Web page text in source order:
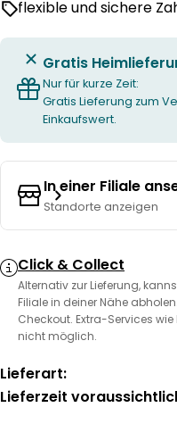
flexible und sichere
Gratis
Nur für kurze Zeit:
Gratis Lieferung zum
Einkaufswert.
In einer Filiale
Standorte anzeigen
Click & Collect
Alternativ zur Lieferung,
Filiale in deiner Nähe
Checkout. Extra-Services
nicht möglich.
Lieferart:
Lieferzeit